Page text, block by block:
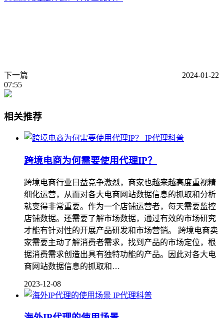
下一篇
2024-01-22
07:55
相关推荐
IP代理科普
跨境电商为何需要使用代理IP？
跨境电商行业日益竞争激烈，商家也越来越高度重视精
细化运营，从而对各大电商网站数据信息的抓取和分析
就变得非常重要。作为一个店铺运营者，每天需要监控
店铺数据。还需要了解市场数据，通过有效的市场研究
才能有针对性的开展产品研发和市场营销。 跨境电商卖
家需要主动了解消费者需求，找到产品的市场定位，根
据消费需求创造出具有独特功能的产品。因此对各大电
商网站数据信息的抓取和…
2023-12-08
IP代理科普